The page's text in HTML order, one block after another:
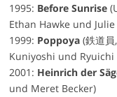
1995: Before Sunrise
Ethan Hawke und
1999: Poppoya(鉄道員
Kuniyoshi und Ryuichi
2001: Heinrich der
und Meret Becker)